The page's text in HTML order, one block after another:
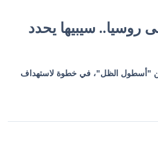
روسيا.. سيبيها يحدد
كياناً بينها 6 بنوك روسية و6 سفن من "أسطول الظل"، في خطوة لاستهداف